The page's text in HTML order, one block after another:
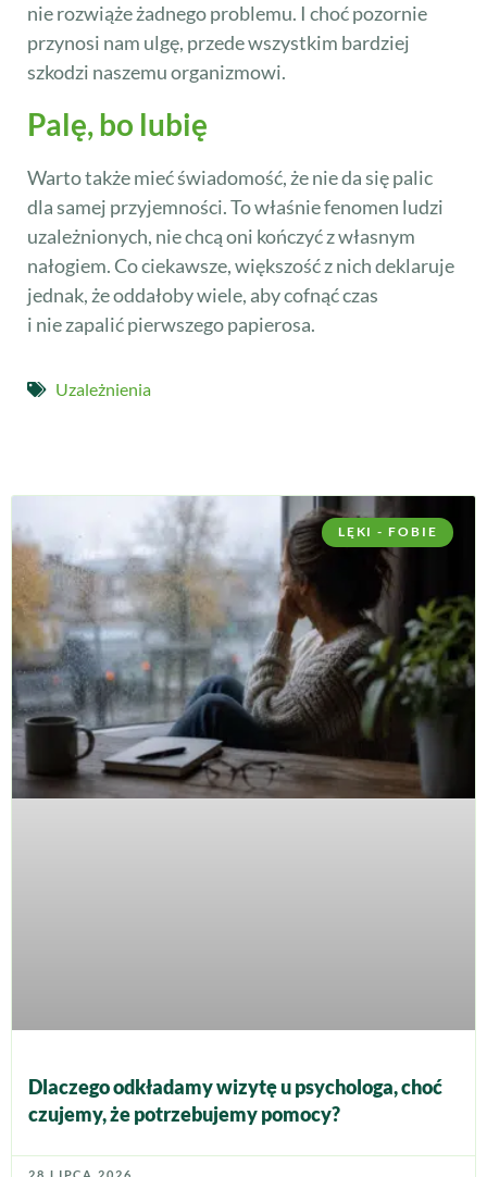
nie rozwiąże żadnego problemu. I choć pozornie
przynosi nam ulgę, przede wszystkim bardziej
szkodzi naszemu organizmowi.
Palę, bo lubię
Warto także mieć świadomość, że nie da się palic
dla samej przyjemności. To właśnie fenomen ludzi
uzależnionych, nie chcą oni kończyć z własnym
nałogiem. Co ciekawsze, większość z nich deklaruje
jednak, że oddałoby wiele, aby cofnąć czas
i nie zapalić pierwszego papierosa.
Uzależnienia
LĘKI - FOBIE
Dlaczego odkładamy wizytę u psychologa, choć
czujemy, że potrzebujemy pomocy?
28 LIPCA 2026